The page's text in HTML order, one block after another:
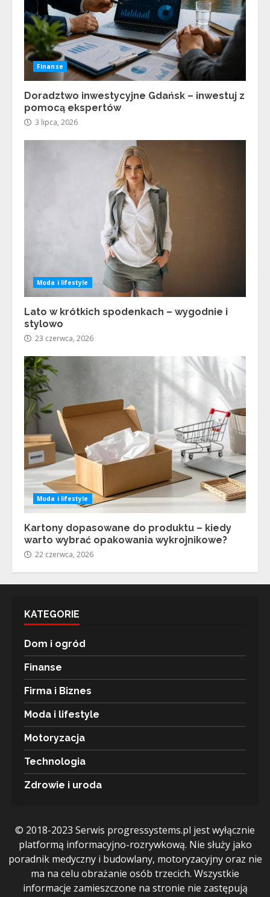
Finanse
Doradztwo inwestycyjne Gdańsk – inwestuj z
pomocą ekspertów
3 lipca, 2026
Moda i lifestyle
Lato w krótkich spodenkach – wygodnie i
stylowo
23 czerwca, 2026
Moda i lifestyle
Kartony dopasowane do produktu – kiedy
warto wybrać opakowania wykrojnikowe?
22 czerwca, 2026
KATEGORIE
Dom i ogród
Finanse
Firma i Biznes
Moda i lifestyle
Motoryzacja
Technologia
Zdrowie i uroda
© 2018-2023 Serwis progressystems.pl jest wyłącznie
platformą informacyjno-rozrywkową. Nie służy jako
poradnik medyczny i budowlany, motoryzacyjny oraz nie
ma na celu obrażanie osób trzecich. Wszystkie
informacje zamieszczone na stronie nie zastępują